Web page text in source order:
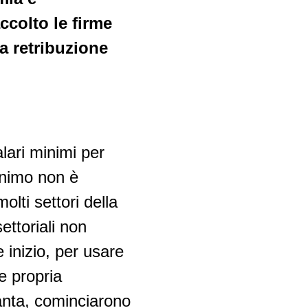
le firme
retribuzione
minimi per
non è
settori della
non
inizio, per usare
propria
cominciarono